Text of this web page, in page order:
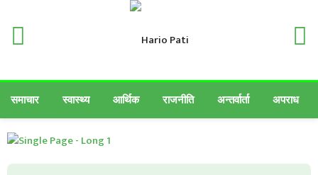
समाचार स्वास्थ्य आर्थिक राजनीति अन्तर्वार्ता अपराध